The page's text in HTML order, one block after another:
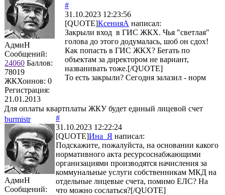
АдмиН
Сообщений:
24060 Баллов:
78019
ЖКХоинов: 0
Регистрация:
21.01.2013
#
31.10.2023 12:23:56
[QUOTE]КсенияА написал:
Закрыли вход в ГИС ЖКХ. Чья "светлая"
голова до этого додумалась, шоб он сдох!
Как попасть в ГИС ЖКХ? Бегать по
объектам за директором не вариант,
названивать тоже.[/QUOTE]
То есть закрыли? Сегодня залазил - норм
Для оплаты квартплаты ЖКУ будет единый лицевой счет
burmistr
АдмиН
Сообщений:
#
31.10.2023 12:22:24
[QUOTE]Ина_Я написал:
Подскажите, пожалуйста, на основании какого
нормативного акта ресурсоснабжающими
организациями производятся начисления за
коммунальные услуги собственникам МКД на
отдельные лицевые счета, помимо ЕЛС? На
что можно сослаться?[/QUOTE]